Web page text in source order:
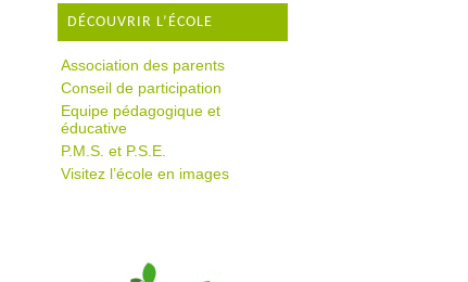
DÉCOUVRIR L’ÉCOLE
Association des parents
Conseil de participation
Equipe pédagogique et
éducative
P.M.S. et P.S.E.
Visitez l’école en images